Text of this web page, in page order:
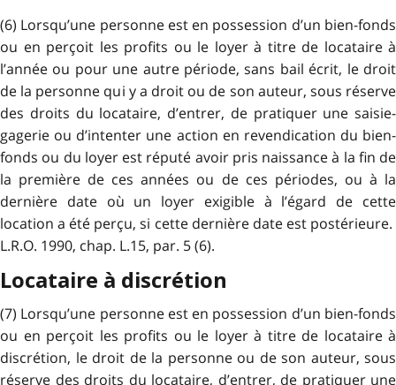
(6) Lorsqu’une personne est en possession d’un bien-fonds
ou en perçoit les profits ou le loyer à titre de locataire à
l’année ou pour une autre période, sans bail écrit, le droit
de la personne qui y a droit ou de son auteur, sous réserve
des droits du locataire, d’entrer, de pratiquer une saisie-
gagerie ou d’intenter une action en revendication du bien-
fonds ou du loyer est réputé avoir pris naissance à la fin de
la première de ces années ou de ces périodes, ou à la
dernière date où un loyer exigible à l’égard de cette
location a été perçu, si cette dernière date est postérieure.
L.R.O. 1990, chap. L.15, par. 5 (6).
Locataire à discrétion
(7) Lorsqu’une personne est en possession d’un bien-fonds
ou en perçoit les profits ou le loyer à titre de locataire à
discrétion, le droit de la personne ou de son auteur, sous
réserve des droits du locataire, d’entrer, de pratiquer une